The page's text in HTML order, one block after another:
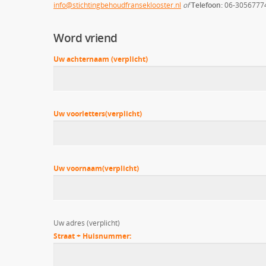
info@stichtingbehoudfranseklooster.nl ofTelefoon:06-
Word vriend
Uw achternaam (verplicht)
Uw voorletters(verplicht)
Uw voornaam(verplicht)
Uw adres (verplicht)
Straat + Huisnummer: